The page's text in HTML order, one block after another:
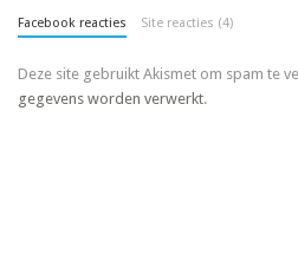
Facebook reacties Site reacties (4)
Deze site gebruikt Akismet om spam te
gegevens worden verwerkt.